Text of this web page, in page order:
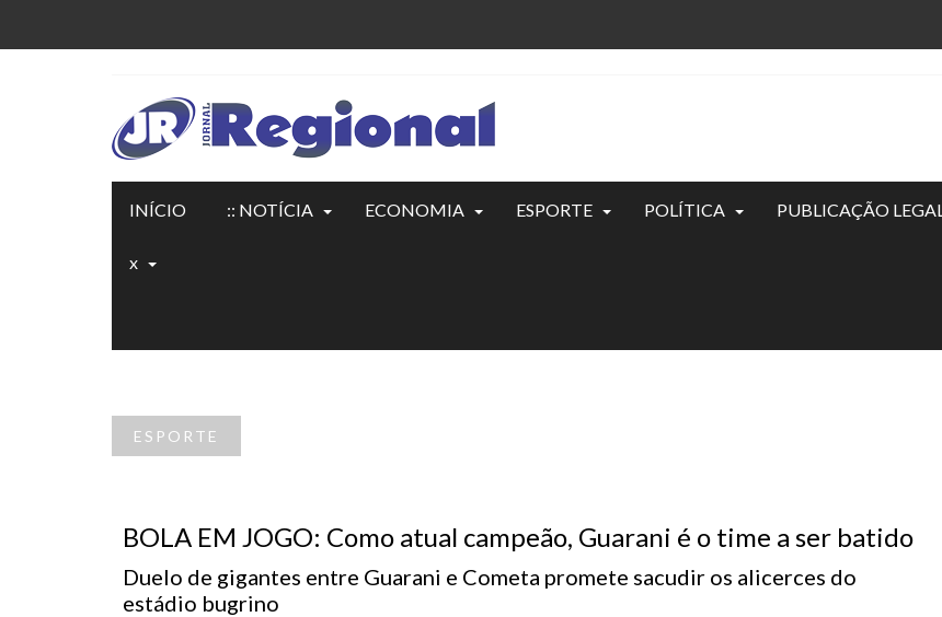
INÍCIO :: NOTÍCIA ECONOMIA ESPORTE POLÍTICA PUBLICAÇÃO LEGAL
x
ESPORTE
BOLA EM JOGO: Como atual campeão, Guarani é o time a ser batido
Duelo de gigantes entre Guarani e Cometa promete sacudir os alicerces do
estádio bugrino